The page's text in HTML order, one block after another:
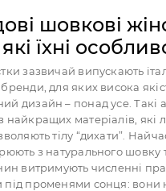
шовкові
які їхні
зазвичай випускають
для яких висока
дизайн – понад усе. Такі
найкращих матеріалів, які
тілу “дихати”.
з натурального шовку
витримують численні
під променями сонця: вони